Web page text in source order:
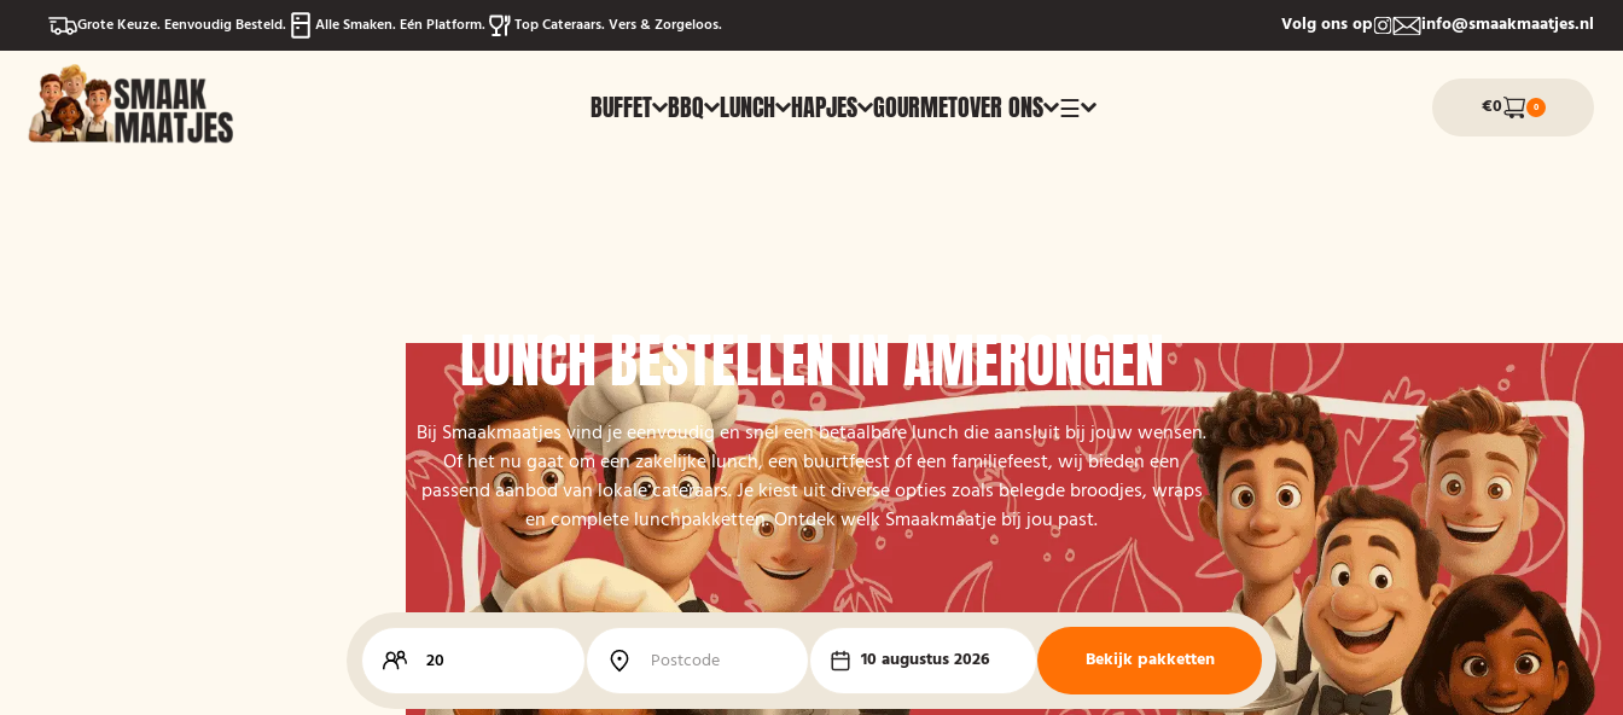
Grote Keuze. Eenvoudig Besteld. Alle Smaken. Eén Platform. Top Cateraars. Vers & Zorgeloos. Volg ons op info@smaakmaatjes.nl
BUFFET BBQ LUNCH HAPJES GOURMETOVER ONS ☰ €0 0
LUNCH BESTELLEN IN AMERONGEN
Bij Smaakmaatjes vind je eenvoudig en snel een betaalbare lunch die aansluit bij jouw wensen.
Of het nu gaat om een zakelijke lunch, een buurtfeest of een familiefeest, wij bieden een
passend aanbod van lokale cateraars. Je kiest uit diverse opties zoals belegde broodjes, wraps
en complete lunchpakketten. Ontdek welk Smaakmaatje bij jou past.
10 augustus 2026 Bekijk pakketten